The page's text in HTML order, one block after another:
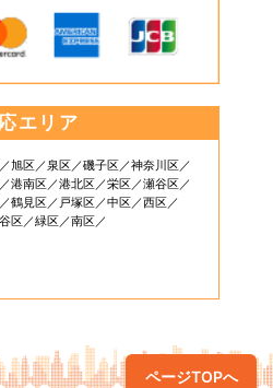
エリア
旭区 泉区 磯子区
神奈川区
港南区 港北区 栄区
瀬谷区
鶴見区 戸塚区 中区
西区
区
緑区 南区
ページTOPへ